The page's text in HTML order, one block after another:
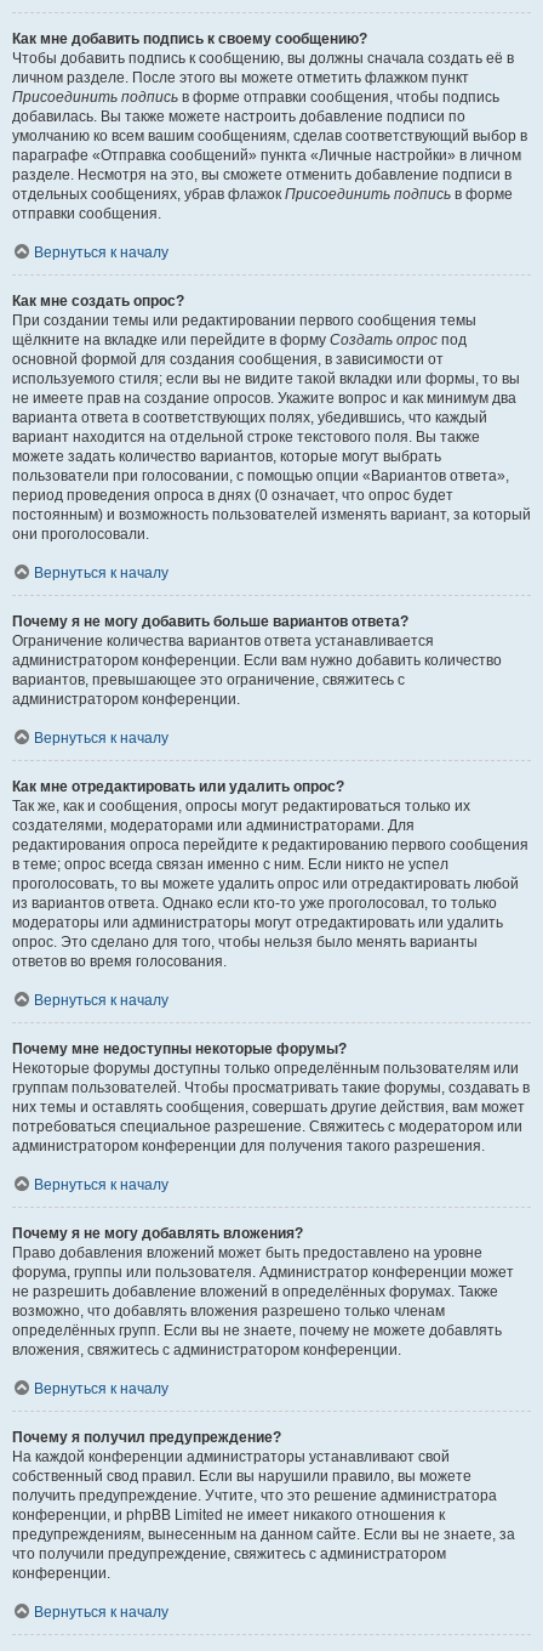
Как мне добавить подпись к своему сообщению?
Чтобы добавить подпись к сообщению, вы должны сначала создать её в
личном разделе. После этого вы можете отметить флажком пункт
Присоединить подпись в форме отправки сообщения, чтобы подпись
добавилась. Вы также можете настроить добавление подписи по
умолчанию ко всем вашим сообщениям, сделав соответствующий выбор в
параграфе «Отправка сообщений» пункта «Личные настройки» в личном
разделе. Несмотря на это, вы сможете отменить добавление подписи в
отдельных сообщениях, убрав флажок Присоединить подпись в форме
отправки сообщения.
Вернуться к началу
Как мне создать опрос?
При создании темы или редактировании первого сообщения темы
щёлкните на вкладке или перейдите в форму Создать опрос под
основной формой для создания сообщения, в зависимости от
используемого стиля; если вы не видите такой вкладки или формы, то вы
не имеете прав на создание опросов. Укажите вопрос и как минимум два
варианта ответа в соответствующих полях, убедившись, что каждый
вариант находится на отдельной строке текстового поля. Вы также
можете задать количество вариантов, которые могут выбрать
пользователи при голосовании, с помощью опции «Вариантов ответа»,
период проведения опроса в днях (0 означает, что опрос будет
постоянным) и возможность пользователей изменять вариант, за который
они проголосовали.
Вернуться к началу
Почему я не могу добавить больше вариантов ответа?
Ограничение количества вариантов ответа устанавливается
администратором конференции. Если вам нужно добавить количество
вариантов, превышающее это ограничение, свяжитесь с
администратором конференции.
Вернуться к началу
Как мне отредактировать или удалить опрос?
Так же, как и сообщения, опросы могут редактироваться только их
создателями, модераторами или администраторами. Для
редактирования опроса перейдите к редактированию первого сообщения
в теме; опрос всегда связан именно с ним. Если никто не успел
проголосовать, то вы можете удалить опрос или отредактировать любой
из вариантов ответа. Однако если кто-то уже проголосовал, то только
модераторы или администраторы могут отредактировать или удалить
опрос. Это сделано для того, чтобы нельзя было менять варианты
ответов во время голосования.
Вернуться к началу
Почему мне недоступны некоторые форумы?
Некоторые форумы доступны только определённым пользователям или
группам пользователей. Чтобы просматривать такие форумы, создавать в
них темы и оставлять сообщения, совершать другие действия, вам может
потребоваться специальное разрешение. Свяжитесь с модератором или
администратором конференции для получения такого разрешения.
Вернуться к началу
Почему я не могу добавлять вложения?
Право добавления вложений может быть предоставлено на уровне
форума, группы или пользователя. Администратор конференции может
не разрешить добавление вложений в определённых форумах. Также
возможно, что добавлять вложения разрешено только членам
определённых групп. Если вы не знаете, почему не можете добавлять
вложения, свяжитесь с администратором конференции.
Вернуться к началу
Почему я получил предупреждение?
На каждой конференции администраторы устанавливают свой
собственный свод правил. Если вы нарушили правило, вы можете
получить предупреждение. Учтите, что это решение администратора
конференции, и phpBB Limited не имеет никакого отношения к
предупреждениям, вынесенным на данном сайте. Если вы не знаете, за
что получили предупреждение, свяжитесь с администратором
конференции.
Вернуться к началу